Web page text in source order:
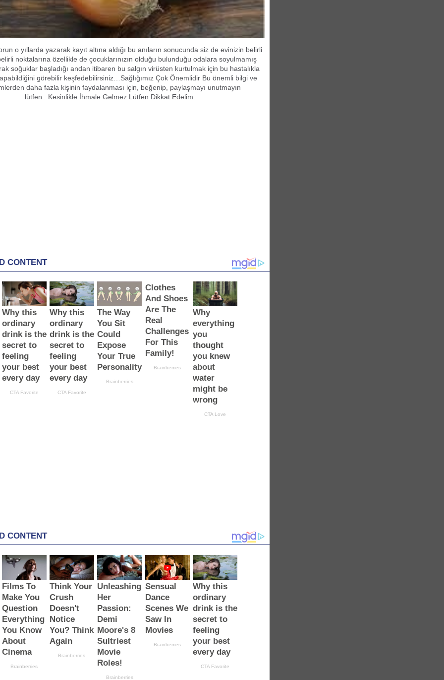
o yıllarda yazarak kayıt altına aldığı bu anıların sonucunda siz de evinizin belirli
noktalarına özellikle de çocuklarınızın olduğu bulunduğu odalara soyulmamış
soğuklar başladığı andan itibaren bu salgın virüsten kurtulmak için bu hastalıkla
görebilir keşfedebilirsiniz…Sağlığımız Çok Önemlidir Bu önemli bilgi ve
daha fazla kişinin faydalanması için, beğenip, paylaşmayı unutmayın
lütfen...Kesinlikle İhmale Gelmez Lütfen Dikkat Edelim.